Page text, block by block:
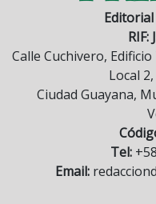
Editorial
RIF:
Calle Cuchivero,
Local
Ciudad Guayana,
Tel:
Email: